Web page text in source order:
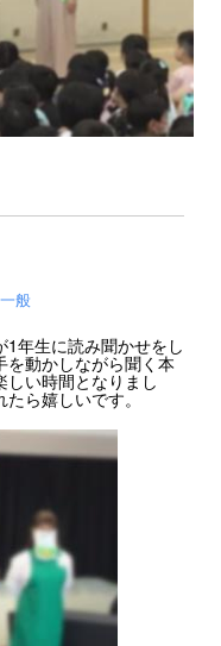
般
年生に読み聞かせをし
動かしながら聞く本
い時間となりまし
ら嬉しいです。